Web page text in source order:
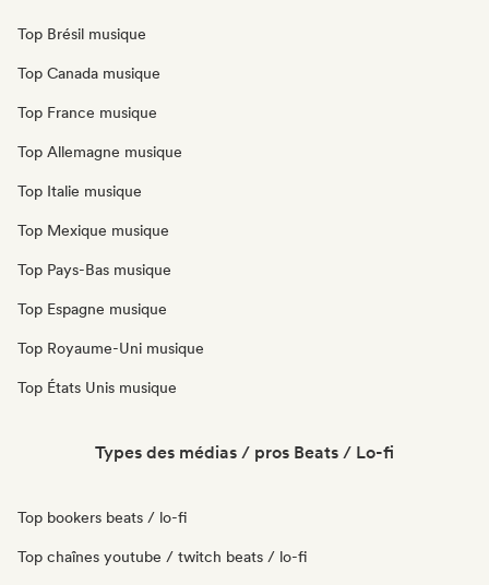
Top Brésil musique
Top Canada musique
Top France musique
Top Allemagne musique
Top Italie musique
Top Mexique musique
Top Pays-Bas musique
Top Espagne musique
Top Royaume-Uni musique
Top États Unis musique
Types des médias / pros Beats / Lo-fi
Top bookers beats / lo-fi
Top chaînes youtube / twitch beats / lo-fi